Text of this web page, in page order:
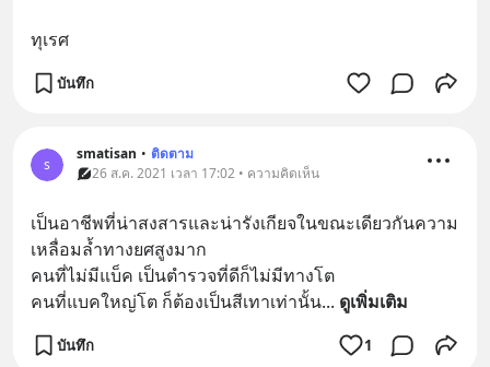
ทุเรศ
บันทึก
s
smatisan • ติดตาม
26 ส.ค. 2021 เวลา 17:02 • ความคิดเห็น
เป็นอาชีพที่น่าสงสารและน่ารังเกียจในขณะเดียวกันความ
เหลื่อมล้ำทางยศสูงมาก
คนที่ไม่มีแบ็ค เป็นตำรวจที่ดีก็ไม่มีทางโต
คนที่แบคใหญ่โต ก็ต้องเป็นสีเทาเท่านั้น... ดูเพิ่มเติม
บันทึก 1